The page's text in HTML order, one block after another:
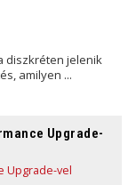
diszkréten jelenik
amilyen ...
Upgrade-